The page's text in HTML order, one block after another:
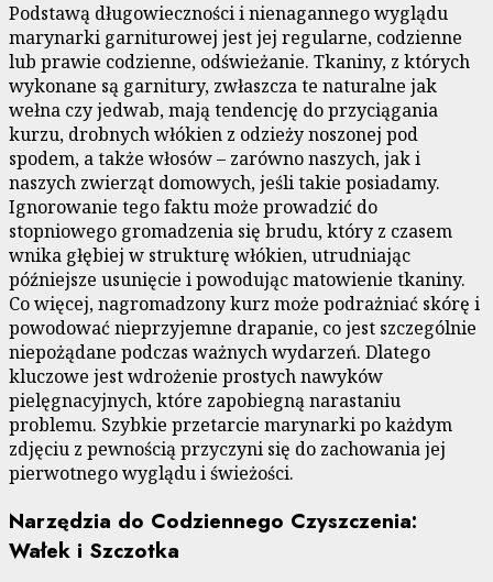
Podstawą długowieczności i nienagannego wyglądu
marynarki garniturowej jest jej regularne, codzienne
lub prawie codzienne, odświeżanie. Tkaniny, z których
wykonane są garnitury, zwłaszcza te naturalne jak
wełna czy jedwab, mają tendencję do przyciągania
kurzu, drobnych włókien z odzieży noszonej pod
spodem, a także włosów – zarówno naszych, jak i
naszych zwierząt domowych, jeśli takie posiadamy.
Ignorowanie tego faktu może prowadzić do
stopniowego gromadzenia się brudu, który z czasem
wnika głębiej w strukturę włókien, utrudniając
późniejsze usunięcie i powodując matowienie tkaniny.
Co więcej, nagromadzony kurz może podrażniać skórę i
powodować nieprzyjemne drapanie, co jest szczególnie
niepożądane podczas ważnych wydarzeń. Dlatego
kluczowe jest wdrożenie prostych nawyków
pielęgnacyjnych, które zapobiegną narastaniu
problemu. Szybkie przetarcie marynarki po każdym
zdjęciu z pewnością przyczyni się do zachowania jej
pierwotnego wyglądu i świeżości.
Narzędzia do Codziennego Czyszczenia:
Wałek i Szczotka